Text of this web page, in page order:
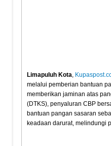
Limapuluh Kota,
melalui pemberian bantuan
memberikan jaminan atas
(DTKS), penyaluran CBP
bantuan pangan sasaran
keadaan darurat, melindungi